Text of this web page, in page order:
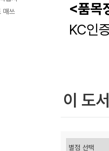
<품목
KC인
이 도